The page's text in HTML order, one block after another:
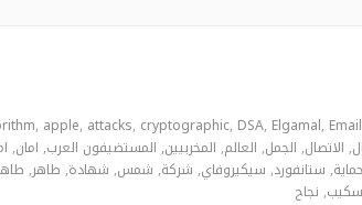
, apple, attacks, cryptographic, DSA, Elgamal, Email
, الاتصال, الجمل, العالم, المخربيين, المستضيفون العرب, امان,
حماية, ستانفورد, سيكيروفاي, شركة, شمس, شهادة, طاهر,
, نجاح